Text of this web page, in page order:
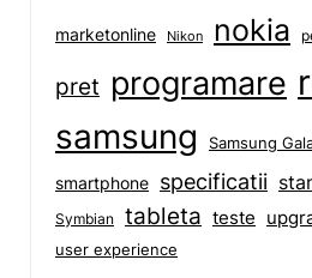
marketonline Nikon nokia
pret programare
samsung Samsung
smartphone specificatii
Symbian tableta teste
user experience